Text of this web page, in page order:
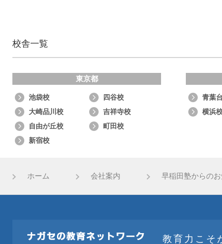
校舎一覧
東京都
池袋校
四谷校
大崎品川校
吉祥寺校
自由が丘校
町田校
新宿校
青葉
横浜
ホーム 会社案内 早稲田塾からの
教育力こそ